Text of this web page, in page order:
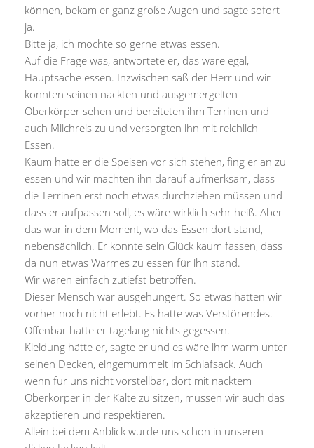
können, bekam er ganz große Augen und sagte sofort
ja.
Bitte ja, ich möchte so gerne etwas essen.
Auf die Frage was, antwortete er, das wäre egal,
Hauptsache essen. Inzwischen saß der Herr und wir
konnten seinen nackten und ausgemergelten
Oberkörper sehen und bereiteten ihm Terrinen und
auch Milchreis zu und versorgten ihn mit reichlich
Essen.
Kaum hatte er die Speisen vor sich stehen, fing er an zu
essen und wir machten ihn darauf aufmerksam, dass
die Terrinen erst noch etwas durchziehen müssen und
dass er aufpassen soll, es wäre wirklich sehr heiß. Aber
das war in dem Moment, wo das Essen dort stand,
nebensächlich. Er konnte sein Glück kaum fassen, dass
da nun etwas Warmes zu essen für ihn stand.
Wir waren einfach zutiefst betroffen.
Dieser Mensch war ausgehungert. So etwas hatten wir
vorher noch nicht erlebt. Es hatte was Verstörendes.
Offenbar hatte er tagelang nichts gegessen.
Kleidung hätte er, sagte er und es wäre ihm warm unter
seinen Decken, eingemummelt im Schlafsack. Auch
wenn für uns nicht vorstellbar, dort mit nacktem
Oberkörper in der Kälte zu sitzen, müssen wir auch das
akzeptieren und respektieren.
Allein bei dem Anblick wurde uns schon in unseren